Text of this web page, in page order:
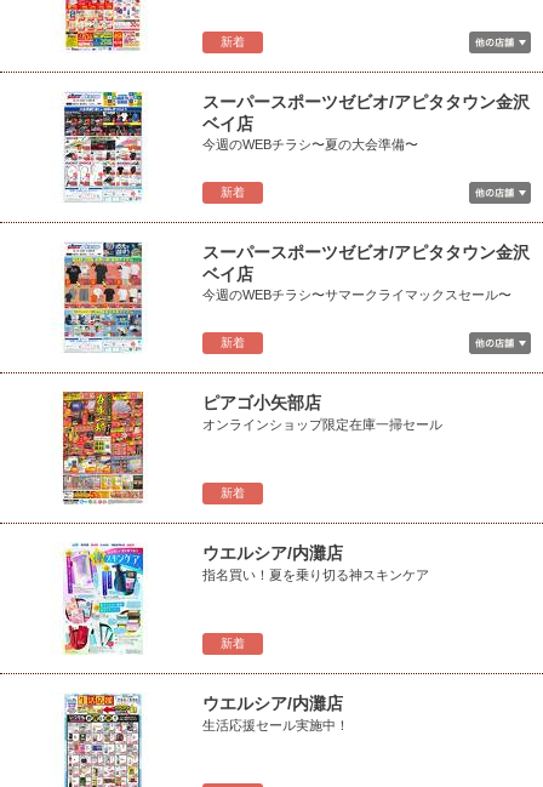
新着
新着
スーパースポーツゼビオ/アピタタウン金沢
ベイ店
今週のWEBチラシ〜夏の大会準備〜
新着
スーパースポーツゼビオ/アピタタウン金沢
ベイ店
今週のWEBチラシ〜サマークライマックスセール〜
新着
ピアゴ小矢部店
オンラインショップ限定在庫一掃セール
新着
ウエルシア/内灘店
指名買い！夏を乗り切る神スキンケア
ウエルシア/内灘店
生活応援セール実施中！